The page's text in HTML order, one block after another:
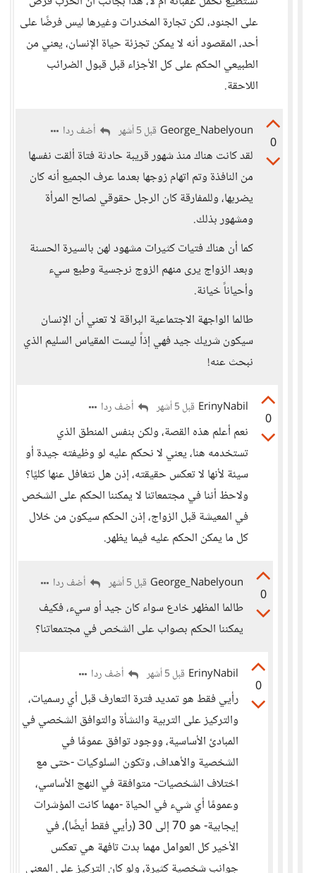
على الجنود، لكن تجارة المخدرات وغيرها ليس فرضًا على
أحد، المقصود أنه لا يمكن تجزئة حياة الإنسان، يعني من
الطبيعي الحكم على كل الأجزاء قبل قبول الضرائب
اللاحقة.
0
George_Nabelyoun قبل 5 أشهر أضف ردا
لقد كانت هناك منذ شهور قريبة حادثة فتاة ألقت نفسها
من النافذة وتم اتهام زوجها بعدما عرف الجميع أنه كان
يضربها، وللمفارقة كان الرجل حقوقي لصالح المرأة
ومشهور بذلك.
كما أن هناك فتيات كثيرات مشهود لهن بالسيرة الحسنة
وبعد الزواج يرى منهم الزوج نرجسية وطبع سيء
وأحياناً خيانة.
طالما الواجهة الاجتماعية البراقة لا تعني أن الإنسان
سيكون شريك جيد فهي إذاً ليست المقياس السليم الذي
نبحث عنه!
0
ErinyNabil قبل 5 أشهر أضف ردا
نعم أعلم هذه القصة، ولكن بنفس المنطق الذي
تستخدمه هنا، يعني لا نحكم عليه لو وظيفته جيدة أو
سيئة لأنها لا تعكس حقيقته، إذن هل نتغافل عنها كليًا؟
ولاحظ أننا في مجتمعاتنا لا يمكننا الحكم على الشخص
في المعيشة قبل الزواج، إذن الحكم سيكون من خلال
كل ما يمكن الحكم عليه فيما يظهر.
0
George_Nabelyoun قبل 5 أشهر أضف ردا
طالما المظهر خادع سواء كان جيد أو سيء، فكيف
يمكننا الحكم بصواب على الشخص في مجتمعاتنا؟
0
ErinyNabil قبل 5 أشهر أضف ردا
رأيي فقط هو تمديد فترة التعارف قبل أي رسميات،
والتركيز على التربية والنشأة والتوافق الشخصي في
المبادئ الأساسية، ووجود توافق عمومًا في
الشخصية والأهداف، وتكون السلوكيات -حتى مع
اختلاف الشخصيات- متوافقة في النهج الأساسي،
وعمومًا أي شيء في الحياة -مهما كانت المؤشرات
إيجابية- هو 70 إلى 30 (رأيي فقط أيضًا)، في
الأخير كل العوامل مهما بدت تافهة هي تعكس